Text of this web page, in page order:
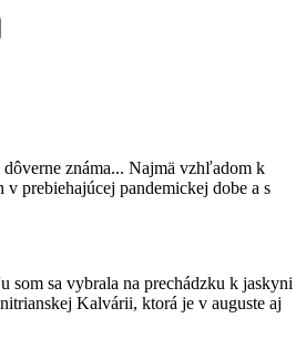
dôverne známa... Najmä vzhľadom k
v prebiehajúcej pandemickej dobe a s
som sa vybrala na prechádzku k jaskyni
Kalvárii, ktorá je v auguste aj